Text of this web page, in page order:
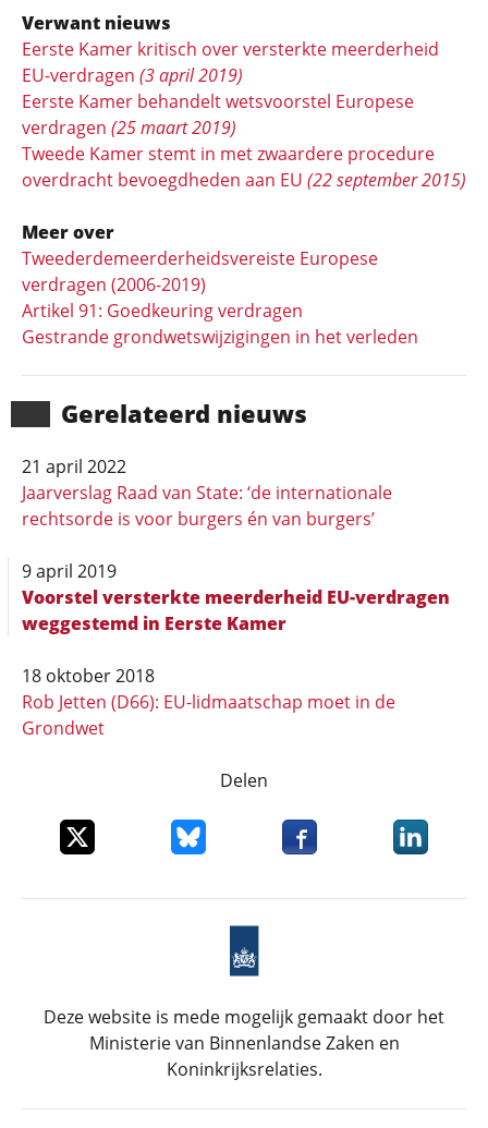
Gerela­teerd nieuws
21 april 2022
Jaarverslag Raad van State: ‘de internationale
rechtsorde is voor burgers én van burgers’
9 april 2019
Voorstel versterkte meerderheid EU-verdragen
weggestemd in Eerste Kamer
18 oktober 2018
Rob Jetten (D66): EU-lidmaatschap moet in de
Grondwet
Verwant nieuws
Eerste Kamer kritisch over versterkte meerderheid
EU-verdragen (3 april 2019)
Eerste Kamer behandelt wetsvoorstel Europese
verdragen (25 maart 2019)
Tweede Kamer stemt in met zwaardere procedure
overdracht bevoegdheden aan EU (22 september 2015)
Meer over
Tweederdemeerderheidsvereiste Europese
verdragen (2006-2019)
Artikel 91: Goedkeuring verdragen
Gestrande grondwetswijzigingen in het verleden
Delen
Deel dit item op XDeel dit item op Bluesky
Deel dit item opDeel dit
Deze website is mede mogelijk gemaakt door het
Ministerie van Binnenlandse Zaken en
Koninkrijksrelaties.